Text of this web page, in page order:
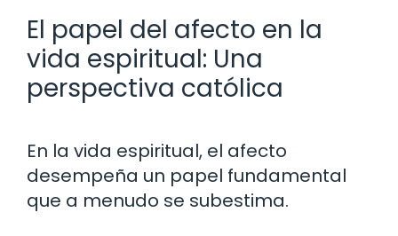
El papel del afecto en la
vida espiritual: Una
perspectiva católica
En la vida espiritual, el afecto
desempeña un papel fundamental
que a menudo se subestima.